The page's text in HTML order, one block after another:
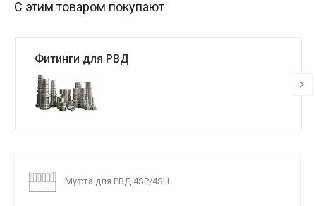
С этим товаром покупают
Фитинги для РВД
Муфта для РВД 4SP/4SH